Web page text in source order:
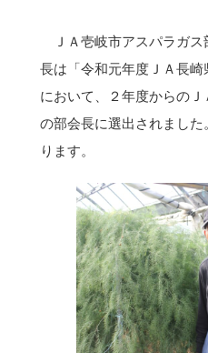
ＪＡ壱岐市アスパラガス
長は「令和元年度ＪＡ長崎
において、２年度からの
の部会長に選出されまし
ります。